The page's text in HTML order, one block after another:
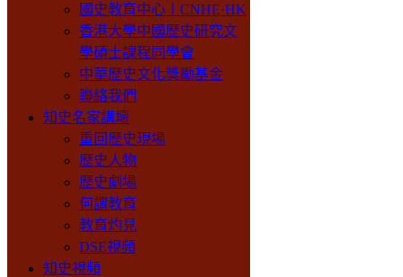
國史教育中心丨CNHE·HK
香港大學中國歷史研究文
學碩士課程同學會
中華歷史文化獎勵基金
聯絡我們
知史名家講壇
重回歷史現場
歷史人物
歷史劇場
何謂教育
教育灼見
DSE視頻
知史視頻